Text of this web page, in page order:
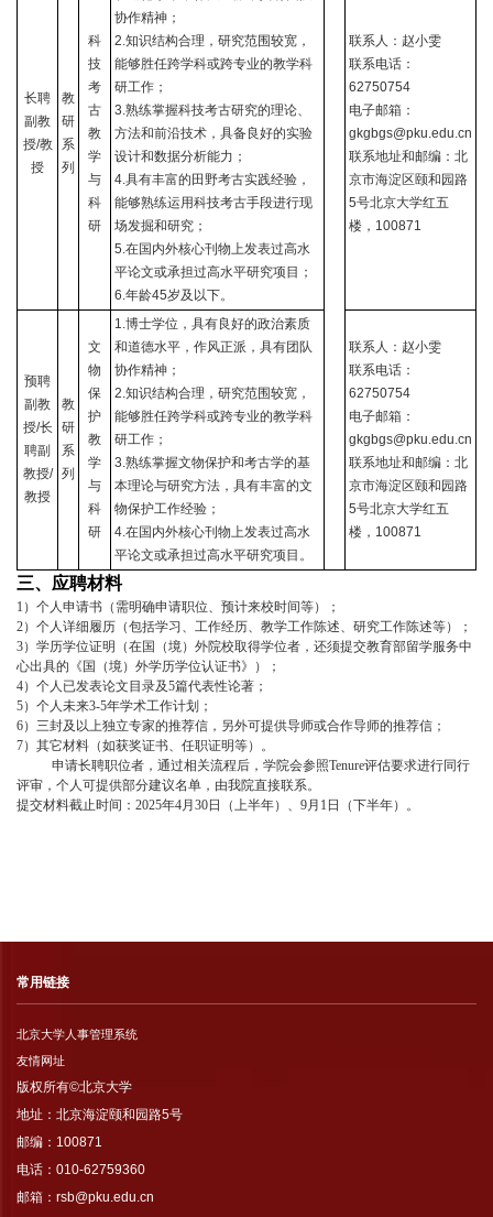
长聘
副教
授/教
授
教
研
系
列
科
技
考
古
教
学
与
科
研
协作精神；
2.知识结构合理，研究范围较宽，
能够胜任跨学科或跨专业的教学科
研工作；
3.熟练掌握科技考古研究的理论、
方法和前沿技术，具备良好的实验
设计和数据分析能力；
4.具有丰富的田野考古实践经验，
能够熟练运用科技考古手段进行现
场发掘和研究；
5.在国内外核心刊物上发表过高水
平论文或承担过高水平研究项目；
6.年龄45岁及以下。
联系人：赵小雯
联系电话：
62750754
电子邮箱：
gkgbgs@pku.edu.cn
联系地址和邮编：北
京市海淀区颐和园路
5号北京大学红五
楼， 100871
预聘
副教
授/长
聘副
教授/
教授
教
研
系
列
文
物
保
护
教
学
与
科
研
1.博士学位，具有良好的政治素质
和道德水平，作风正派，具有团队
协作精神；
2.知识结构合理，研究范围较宽，
能够胜任跨学科或跨专业的教学科
研工作；
3.熟练掌握文物保护和考古学的基
本理论与研究方法，具有丰富的文
物保护工作经验；
4.在国内外核心刊物上发表过高水
平论文或承担过高水平研究项目。
联系人：赵小雯
联系电话：
62750754
电子邮箱：
gkgbgs@pku.edu.cn
联系地址和邮编：北
京市海淀区颐和园路
5号北京大学红五
楼， 100871
三、应聘材料
1 ）个人申请书（需明确申请职位、预计来校时间等）；
2）个人详细履历（包括学习、工作经历、教学工作陈述、研究工作陈述等）；
3）学历学位证明（在国（境）外院校取得学位者，还须提交教育部留学服务中
心出具的《国（境）外学历学位认证书》）；
4）个人已发表论文目录及5篇代表性论著；
5）个人未来3-5年学术工作计划；
6）三封及以上独立专家的推荐信，另外可提供导师或合作导师的推荐信；
7）其它材料（如获奖证书、任职证明等）。
申请长聘职位者，通过相关流程后，学院会参照Tenure评估要求进行同行
评审，个人可提供部分建议名单，由我院直接联系。
提交材料截止时间： 2025年4月 30日（上半年）、 9月 1 日（下半年）。
常用链接
北京大学人事管理系统
友情网址
版权所有©北京大学
地址：北京海淀颐和园路5号
邮编：100871
电话：010-62759360
邮箱：rsb@pku.edu.cn